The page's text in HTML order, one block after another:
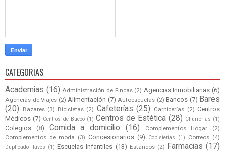
CATEGORIAS
Academias (16) Administración de Fincas (2) Agencias Inmobiliarias (6)
Agencias de Viajes (2) Alimentación (7) Autoescuelas (2) Bancos (7) Bares
(20)
Bazares (3) Bicicletas (2) Cafeterías (25) Carnicerías (2) Centros
Médicos (7) Centros de Buceo (1) Centros de Estética (28) Churrerías (1)
Colegios (8) Comida a domicilio (16) Complementos Hogar
(2)
Complementos de moda (3) Concesionarios (9) Copisterías (1) Correos (4)
Duplicado llaves (1) Escuelas Infantiles (13) Estancos (2) Farmacias (17)